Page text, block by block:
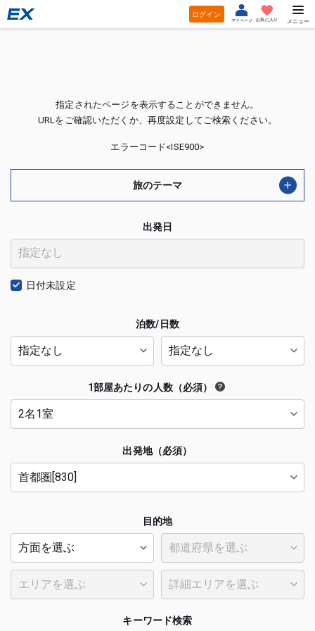
ログイン
マイページ お気に入り メニュー
指定されたページを表示することができません。
URLをご確認いただくか、再度設定してご検索ください。
エラーコード<ISE900>
出発地（必須）
出発日
日付未設定
泊数/日数
1部屋あたりの人数（必須）
目的地
キーワード検索
旅のテーマ